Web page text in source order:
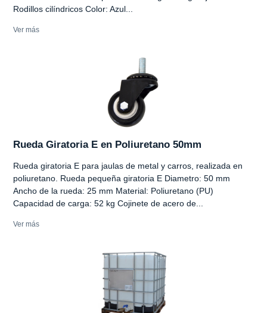
Rodillos cilíndricos Color: Azul...
Ver más
Rueda Giratoria E en Poliuretano 50mm
Rueda giratoria E para jaulas de metal y carros, realizada en
poliuretano. Rueda pequeña giratoria E Diametro: 50 mm
Ancho de la rueda: 25 mm Material: Poliuretano (PU)
Capacidad de carga: 52 kg Cojinete de acero de...
Ver más